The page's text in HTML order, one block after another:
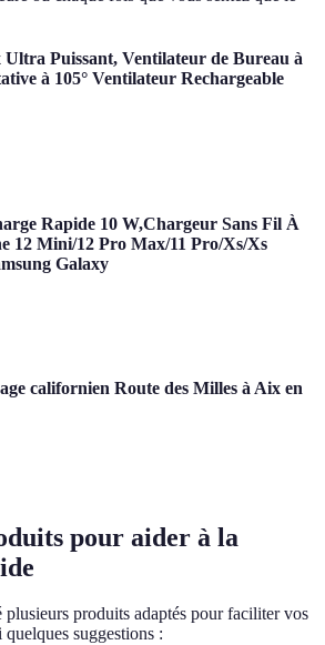
Puissant, Ventilateur de Bureau à
à 105° Ventilateur Rechargeable
Rapide 10 W,Chargeur Sans Fil À
12 Mini/12 Pro Max/11 Pro/Xs/Xs
Galaxy
californien Route des Milles à Aix en
pour aider à la
plusieurs produits adaptés pour faciliter vos
suggestions :